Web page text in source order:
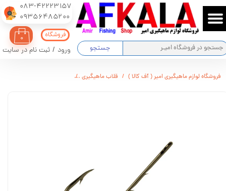
083-42223157
​​​​​​​09356485200
جستجو
۰
ورود / ثبت نام در سایت
حساب کاربری من
تغییر گذر واژه
فروشگاه
فروشگاه لوازم ماهیگیری امیر ( آف کالا ) قلاب ماهیگیری